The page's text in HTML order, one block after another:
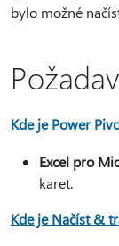
bylo možné
Kde je Power
Excel pro
karet.
Kde je Načíst &